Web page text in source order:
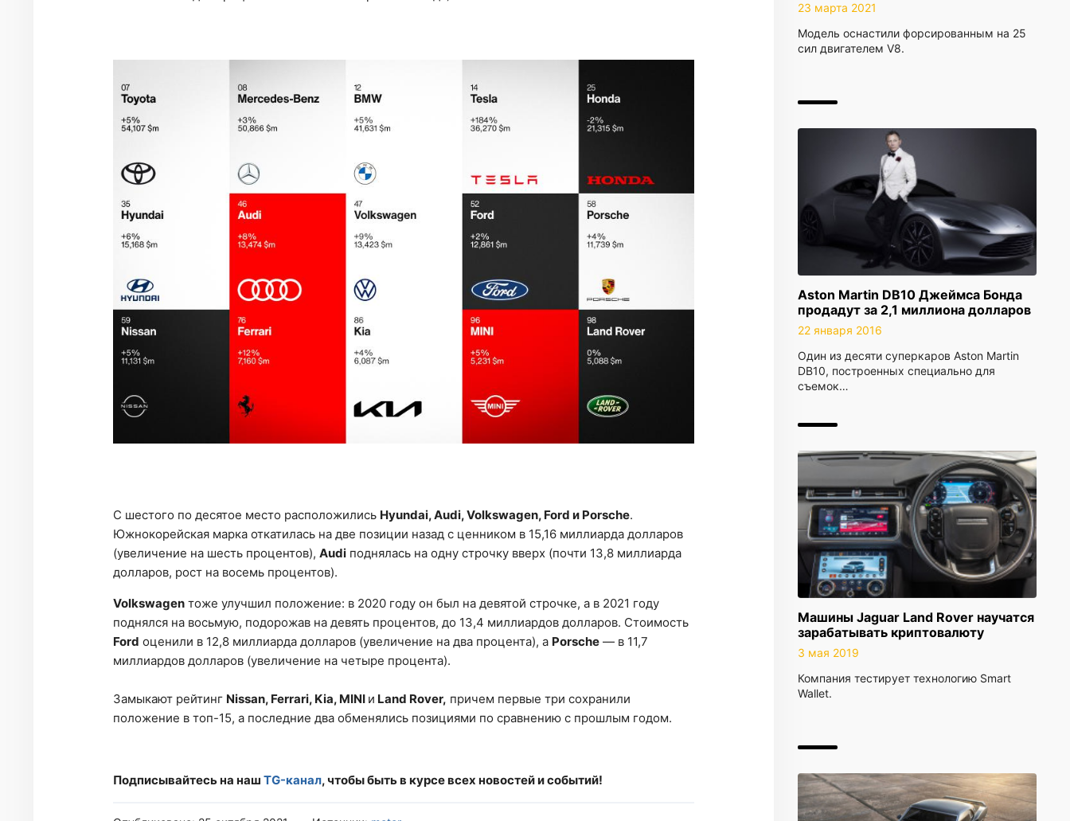
23 марта 2021
Модель оснастили форсированным на 25
сил двигателем V8.
Aston Martin DB10 Джеймса Бонда
продадут за 2,1 миллиона долларов
22 января 2016
Один из десяти суперкаров Aston Martin
DB10, построенных специально для
съемок…
Машины Jaguar Land Rover научатся
зарабатывать криптовалюту
3 мая 2019
Компания тестирует технологию Smart
Wallet.
С шестого по десятое место расположились Hyundai, Audi, Volkswagen, Ford и Porsche.
Южнокорейская марка откатилась на две позиции назад с ценником в 15,16 миллиарда долларов
(увеличение на шесть процентов), Audi поднялась на одну строчку вверх (почти 13,8 миллиарда
долларов, рост на восемь процентов).
Volkswagen тоже улучшил положение: в 2020 году он был на девятой строчке, а в 2021 году
поднялся на восьмую, подорожав на девять процентов, до 13,4 миллиардов долларов. Стоимость
Ford оценили в 12,8 миллиарда долларов (увеличение на два процента), а Porsche — в 11,7
миллиардов долларов (увеличение на четыре процента).
Замыкают рейтинг Nissan, Ferrari, Kia, MINI и Land Rover, причем первые три сохранили
положение в топ-15, а последние два обменялись позициями по сравнению с прошлым годом.
Подписывайтесь на наш TG-канал, чтобы быть в курсе всех новостей и событий!